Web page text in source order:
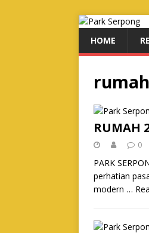
HOME
RUMAH
0
PARK
perhatian
modern …